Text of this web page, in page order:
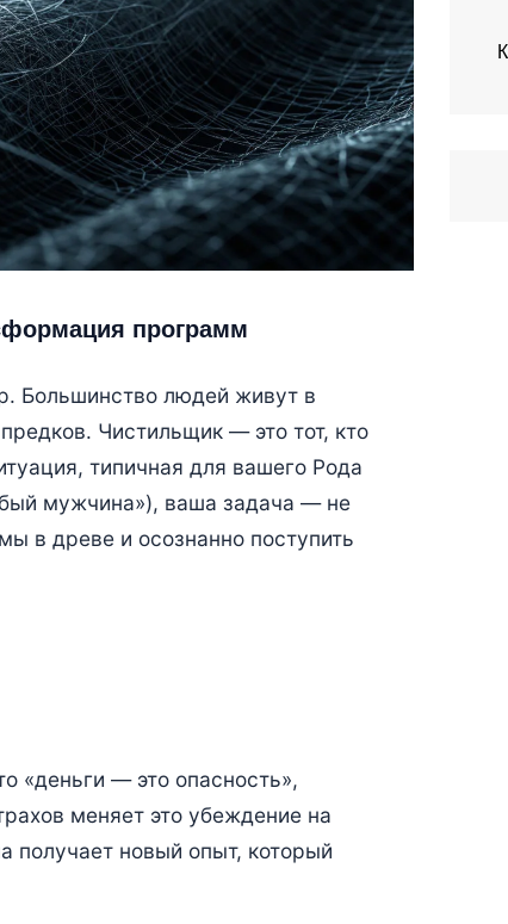
программ
Большинство людей живут в
Чистильщик — это тот, кто
типичная для вашего Рода
мужчина»), ваша задача — не
в древе и осознанно поступить
«деньги — это опасность»,
меняет это убеждение на
получает новый опыт, который